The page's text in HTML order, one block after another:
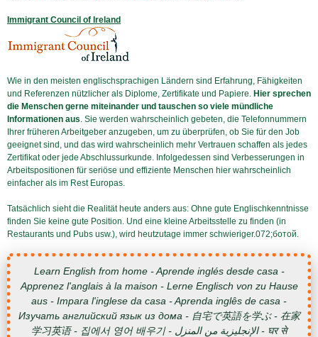
Immigrant Council of Ireland
Wie in den meisten englischsprachigen Ländern sind Erfahrung, Fähigkeiten
und Referenzen nützlicher als Diplome, Zertifikate und Papiere. Hier sprechen
die Menschen gerne miteinander und tauschen so viele mündliche
Informationen aus . Sie werden wahrscheinlich gebeten, die Telefonnummern
Ihrer früheren Arbeitgeber anzugeben, um zu überprüfen, ob Sie für den Job
geeignet sind, und das wird wahrscheinlich mehr Vertrauen schaffen als jedes
Zertifikat oder jede Abschlussurkunde. Infolgedessen sind Verbesserungen in
Arbeitspositionen für seriöse und effiziente Menschen hier wahrscheinlich
einfacher als im Rest Europas.
Tatsächlich sieht die Realität heute anders aus: Ohne gute Englischkenntnisse
finden Sie keine gute Position. Und eine kleine Arbeitsstelle zu finden (in
Restaurants und Pubs usw.), wird heutzutage immer schwieriger.072;ботой.
Learn English from home - Aprende inglés desde casa -
Apprenez l'anglais à la maison - Lerne Englisch von zu Hause
aus - Impara l'inglese da casa - Aprenda inglês de casa -
Изучать английский язык из дома - 自宅で英語を学ぶ - 在家
学习英语 - 집에서 영어 배우기 - الإنجليزية من المنزل - घर से